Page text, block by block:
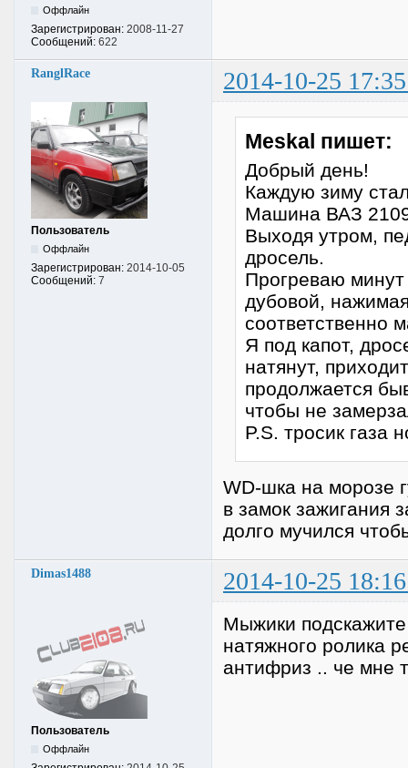
Оффлайн
Зарегистрирован: 2008-11-27
Сообщений: 622
RanglRace 2014-10-25
Пользователь
Оффлайн
Зарегистрирован: 2014-10-05
Сообщений: 7
Meskal пишет:
Добрый день!
Каждую зиму
Машина ВАЗ
Выходя утром,
дросель.
Прогреваю минут
дубовой,
соответственно
Я под капот,
натянут,
продолжается
чтобы не
P.S. тросик газа
WD-шка на морозе
в замок зажигания
долго мучился
Dimas1488 2014-10-25
Пользователь
Оффлайн
Мыжики
натяжного ролика
антифриз .. че мне